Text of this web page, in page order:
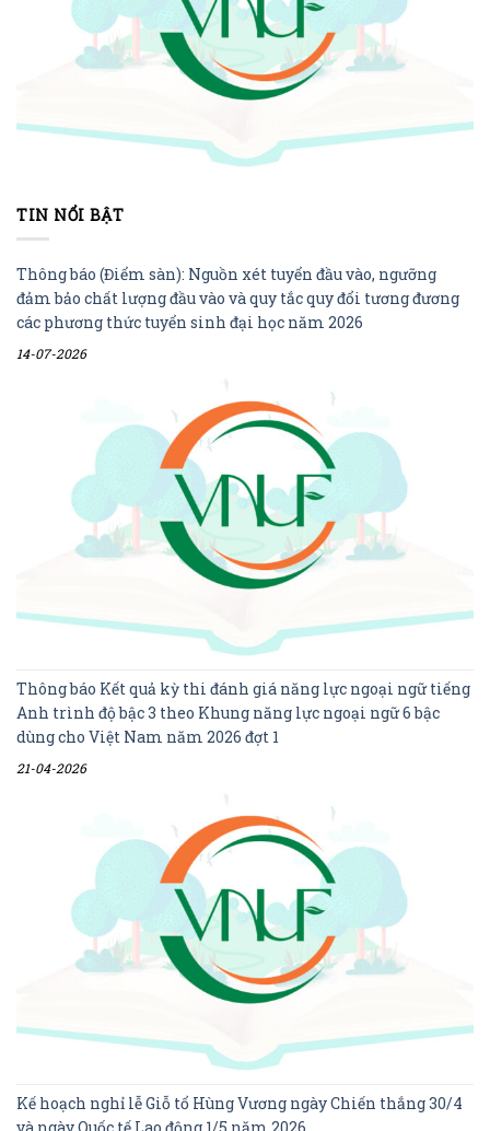
TIN NỔI BẬT
Thông báo (Điểm sàn): Nguồn xét tuyển đầu vào, ngưỡng
đảm bảo chất lượng đầu vào và quy tắc quy đổi tương đương
các phương thức tuyển sinh đại học năm 2026
14-07-2026
Thông báo Kết quả kỳ thi đánh giá năng lực ngoại ngữ tiếng
Anh trình độ bậc 3 theo Khung năng lực ngoại ngữ 6 bậc
dùng cho Việt Nam năm 2026 đợt 1
21-04-2026
Kế hoạch nghỉ lễ Giỗ tổ Hùng Vương ngày Chiến thắng 30/4
và ngày Quốc tế Lao động 1/5 năm 2026